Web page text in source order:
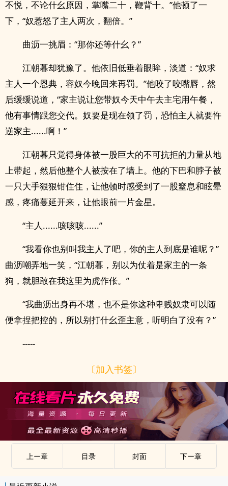
不悦，不论什幺原因，掌嘴二十，鞭背十。”他顿了一
下，“奴惹怒了主人两次，翻倍。”
曲沥一挑眉：“那你还等什幺？”
江朝暮却犹豫了。他依旧低垂着眼眸，淡道：“奴求
主人一个恩典，容奴今晚回来再罚。”他咬了咬嘴唇，然
后缓缓说道，“家主说让您带奴今天中午去主宅用午餐，
他有事情跟您交代。奴要是现在领了罚，恐怕主人就要忤
逆家主......啊！”
江朝暮只觉得身体被一股巨大的不可抗拒的力量从地
上带起，然后他整个人被按在了墙上。他的下巴和脖子被
一只大手狠狠钳住住，让他顿时感受到了一股窒息和眩晕
感，疼痛蔓延开来，让他眼前一片金星。
“主人......咳咳咳......”
“我看你也别叫我主人了吧，你的主人到底是谁呢？”
曲沥嘲弄地一笑，“江朝暮，别以为仗着是家主的一条
狗，就胆敢在我这里为虎作伥。”
“我曲沥出身再不堪，也不是你这种卑贱奴隶可以随
便拿捏把控的，所以别打什幺歪主意，听明白了没有？”
-----
〔加入书签〕
上ー章 目录 封面 下ー章